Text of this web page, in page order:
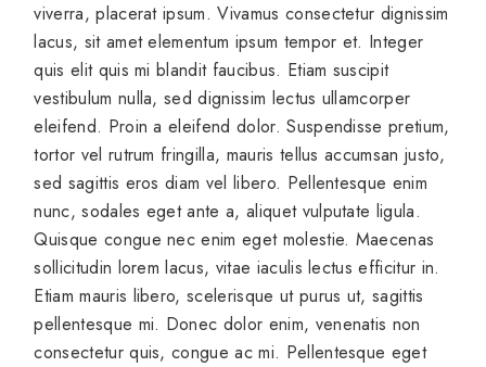
viverra, placerat ipsum. Vivamus consectetur dignissim
lacus, sit amet elementum ipsum tempor et. Integer
quis elit quis mi blandit faucibus. Etiam suscipit
vestibulum nulla, sed dignissim lectus ullamcorper
eleifend. Proin a eleifend dolor. Suspendisse pretium,
tortor vel rutrum fringilla, mauris tellus accumsan justo,
sed sagittis eros diam vel libero. Pellentesque enim
nunc, sodales eget ante a, aliquet vulputate ligula.
Quisque congue nec enim eget molestie. Maecenas
sollicitudin lorem lacus, vitae iaculis lectus efficitur in.
Etiam mauris libero, scelerisque ut purus ut, sagittis
pellentesque mi. Donec dolor enim, venenatis non
consectetur quis, congue ac mi. Pellentesque eget